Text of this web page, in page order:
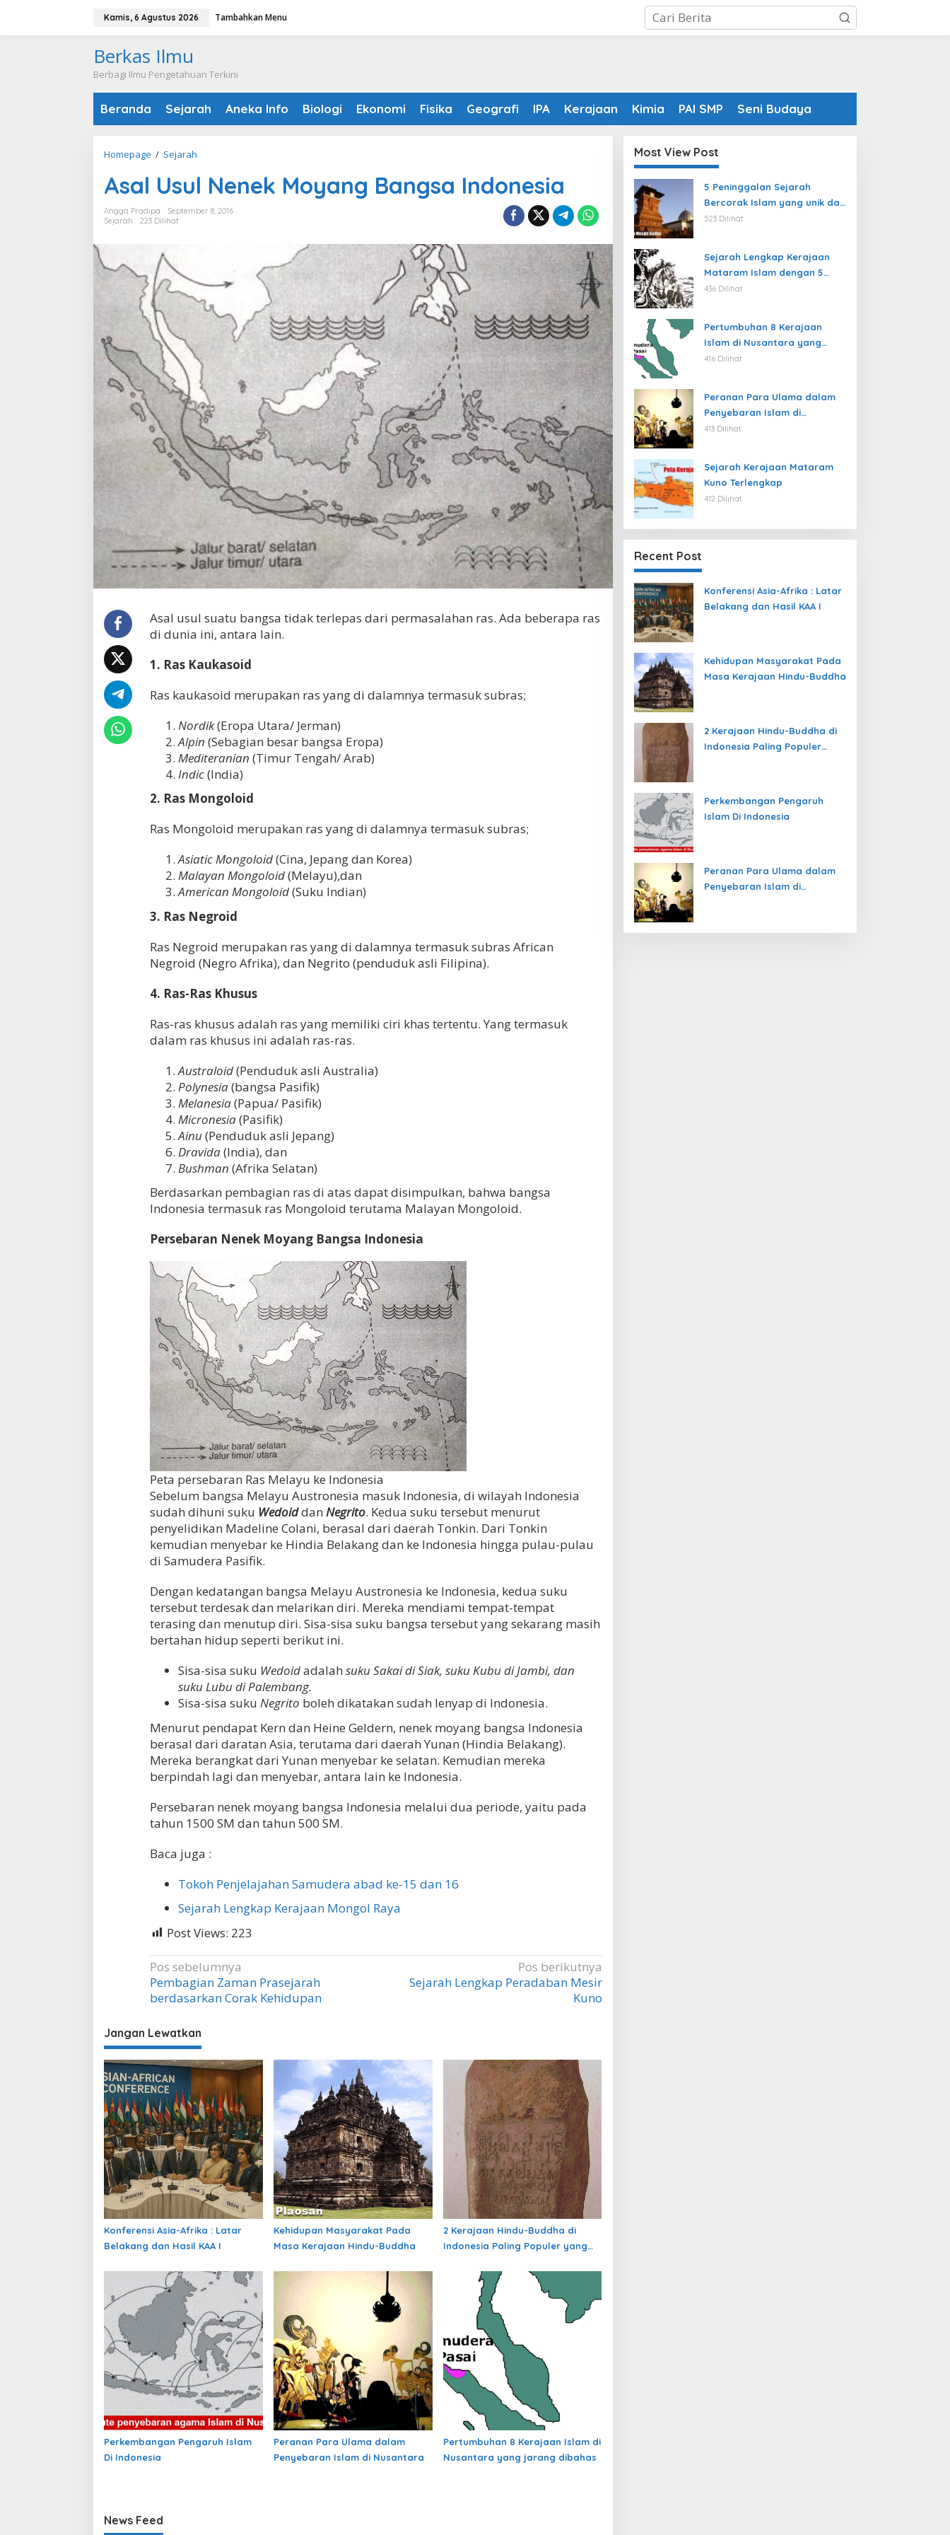
konten
Kamis, 6 Agustus 2026 Tambahkan Menu
Berkas Ilmu
Berbagi Ilmu Pengetahuan Terkini
Beranda Sejarah Aneka Info Biologi Ekonomi Fisika Geografi IPA Kerajaan Kimia PAI SMP Seni Budaya
Homepage / Sejarah
Nenek
Bangsa
Asal Usul Nenek Moyang Bangsa Indonesia
Angga Pradipa
September 8, 2016
Sejarah
223 Dilihat
Asal usul suatu bangsa tidak terlepas dari permasalahan ras. Ada beberapa ras
di dunia ini, antara lain.
1. Ras Kaukasoid
Ras kaukasoid merupakan ras yang di dalamnya termasuk subras;
Nordik(Eropa Utara/ Jerman)
Alpin (Sebagian besar bangsa Eropa)
Mediteranian (Timur Tengah/ Arab)
Indic(India)
2. Ras Mongoloid
Ras Mongoloid merupakan ras yang di dalamnya termasuk subras;
Asiatic Mongoloid(Cina, Jepang dan Korea)
Malayan Mongoloid(Melayu),dan
American Mongoloid(Suku Indian)
3. Ras Negroid
Ras Negroid merupakan ras yang di dalamnya termasuk subras African
Negroid (Negro Afrika), dan Negrito (penduduk asli Filipina).
4. Ras-Ras Khusus
Ras-ras khusus adalah ras yang memiliki ciri khas tertentu. Yang termasuk
dalam ras khusus ini adalah ras-ras.
Australoid(Penduduk asli Australia)
Polynesia(bangsa Pasifik)
Melanesia(Papua/ Pasifik)
Micronesia(Pasifik)
Ainu(Penduduk asli Jepang)
Dravida(India), dan
Bushman (Afrika Selatan)
Berdasarkan pembagian ras di atas dapat disimpulkan, bahwa bangsa
Indonesia termasuk ras Mongoloid terutama Malayan Mongoloid.
Persebaran Nenek Moyang Bangsa Indonesia
Peta persebaran Ras Melayu ke Indonesia
Sebelum bangsa Melayu Austronesia masuk Indonesia, di wilayah Indonesia
sudah dihuni suku Wedoiddan Negrito. Kedua suku tersebut menurut
penyelidikan Madeline Colani, berasal dari daerah Tonkin. Dari Tonkin
kemudian menyebar ke Hindia Belakang dan ke Indonesia hingga pulau-pulau
di Samudera Pasifik.
Dengan kedatangan bangsa Melayu Austronesia ke Indonesia, kedua suku
tersebut terdesak dan melarikan diri. Mereka mendiami tempat-tempat
terasing dan menutup diri. Sisa-sisa suku bangsa tersebut yang sekarang masih
bertahan hidup seperti berikut ini.
Sisa-sisa suku Wedoidadalah suku Sakai di Siak, suku Kubu di Jambi, dan
suku Lubu di Palembang.
Sisa-sisa suku Negrito boleh dikatakan sudah lenyap di Indonesia.
Menurut pendapat Kern dan Heine Geldern, nenek moyang bangsa Indonesia
berasal dari daratan Asia, terutama dari daerah Yunan (Hindia Belakang).
Mereka berangkat dari Yunan menyebar ke selatan. Kemudian mereka
berpindah lagi dan menyebar, antara lain ke Indonesia.
Persebaran nenek moyang bangsa Indonesia melalui dua periode, yaitu pada
tahun 1500 SM dan tahun 500 SM.
Baca juga :
Tokoh Penjelajahan Samudera abad ke-15 dan 16
Sejarah Lengkap Kerajaan Mongol Raya
Post Views: 223
Navigasi
pos
Pos sebelumnya
Pembagian Zaman Prasejarah
berdasarkan Corak Kehidupan
Pos berikutnya
Sejarah Lengkap Peradaban Mesir
Kuno
Jangan Lewatkan
Konferensi Asia-Afrika : Latar
Belakang dan Hasil KAA I
Kehidupan Masyarakat Pada
Masa Kerajaan Hindu-Buddha
2 Kerajaan Hindu-Buddha di
Indonesia Paling Populer yang
Nusantara
Perkembangan Pengaruh Islam
Di Indonesia
Peranan Para Ulama dalam
Penyebaran Islam di Nusantara
Pertumbuhan 8 Kerajaan Islam di
Nusantara yang jarang dibahas
News Feed
Most View Post
5 Peninggalan Sejarah
Bercorak Islam yang unik dan
sulit ditiru masyarakat
523 Dilihat
Sejarah Lengkap Kerajaan
Mataram Islam dengan 5
Rajanya yang terkenal
436 Dilihat
Pertumbuhan 8 Kerajaan
Islam di Nusantara yang
jarang dibahas
416 Dilihat
Peranan Para Ulama dalam
Penyebaran Islam di
Nusantara
413 Dilihat
Sejarah Kerajaan Mataram
Kuno Terlengkap
412 Dilihat
Recent Post
Konferensi Asia-Afrika : Latar
Belakang dan Hasil KAA I
Kehidupan Masyarakat Pada
Masa Kerajaan Hindu-Buddha
2 Kerajaan Hindu-Buddha di
Indonesia Paling Populer
Perkembangan Pengaruh
Islam Di Indonesia
Peranan Para Ulama dalam
Penyebaran Islam di